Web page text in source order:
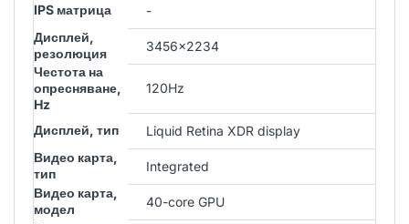
IPS матрица
-
Дисплей,
резолюция
3456x2234
Честота на
опресняване,
Hz
120Hz
Дисплей, тип
Liquid Retina XDR display
Видео карта,
тип
Integrated
Видео карта,
модел
40-core GPU